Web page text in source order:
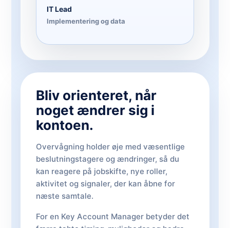
IT Lead
Implementering og data
Bliv orienteret, når
noget ændrer sig i
kontoen.
Overvågning holder øje med væsentlige
beslutningstagere og ændringer, så du
kan reagere på jobskifte, nye roller,
aktivitet og signaler, der kan åbne for
næste samtale.
For en Key Account Manager betyder det